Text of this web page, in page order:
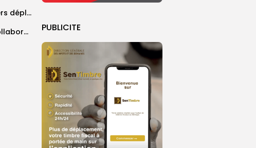
PUBLICITE
Magal de Touba : plus de 4.800 policiers déployés pour sécuriser les...
Sécurité routière : la SEGEA salue sa collaboration avec la gendarmerie, sur...